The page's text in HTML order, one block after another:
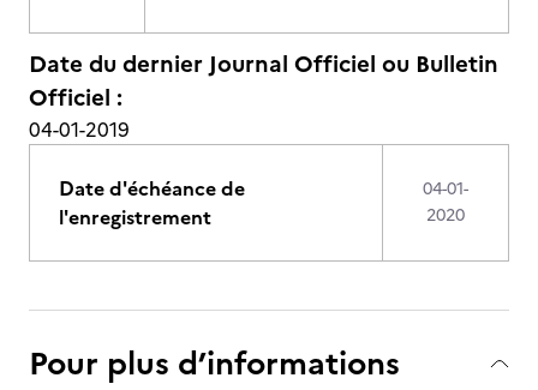
Date du dernier Journal Officiel ou Bulletin
Officiel :
04-01-2019
Date d'échéance de
l'enregistrement
04-01-
2020
Pour plus d’informations